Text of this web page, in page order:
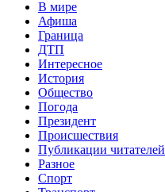
В мире
Афиша
Граница
ДТП
Интересное
История
Общество
Погода
Президент
Происшествия
Публикации читателей
Разное
Спорт